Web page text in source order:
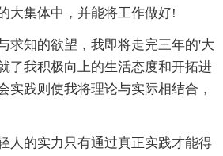
大集体中，并能将工作做好!
求知的欲望，我即将走完三年的'大
了我积极向上的生活态度和开拓进
实践则使我将理论与实际相结合，
人的实力只有通过真正实践才能得